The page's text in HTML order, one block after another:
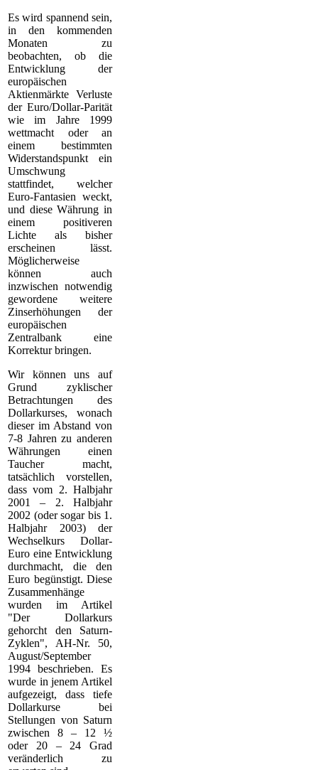
Es wird spannend sein,
in den kommenden
Monaten zu
beobachten, ob die
Entwicklung der
europäischen
Aktienmärkte Verluste
der Euro/Dollar-Parität
wie im Jahre 1999
wettmacht oder an
einem bestimmten
Widerstandspunkt ein
Umschwung
stattfindet, welcher
Euro-Fantasien weckt,
und diese Währung in
einem positiveren
Lichte als bisher
erscheinen lässt.
Möglicherweise
können auch
inzwischen notwendig
gewordene weitere
Zinserhöhungen der
europäischen
Zentralbank eine
Korrektur bringen.
Wir können uns auf
Grund zyklischer
Betrachtungen des
Dollarkurses, wonach
dieser im Abstand von
7-8 Jahren zu anderen
Währungen einen
Taucher macht,
tatsächlich vorstellen,
dass vom 2. Halbjahr
2001 – 2. Halbjahr
2002 (oder sogar bis 1.
Halbjahr 2003) der
Wechselkurs Dollar-
Euro eine Entwicklung
durchmacht, die den
Euro begünstigt. Diese
Zusammenhänge
wurden im Artikel
"Der Dollarkurs
gehorcht den Saturn-
Zyklen", AH-Nr. 50,
August/September
1994 beschrieben. Es
wurde in jenem Artikel
aufgezeigt, dass tiefe
Dollarkurse bei
Stellungen von Saturn
zwischen 8 – 12 ½
oder 20 – 24 Grad
veränderlich zu